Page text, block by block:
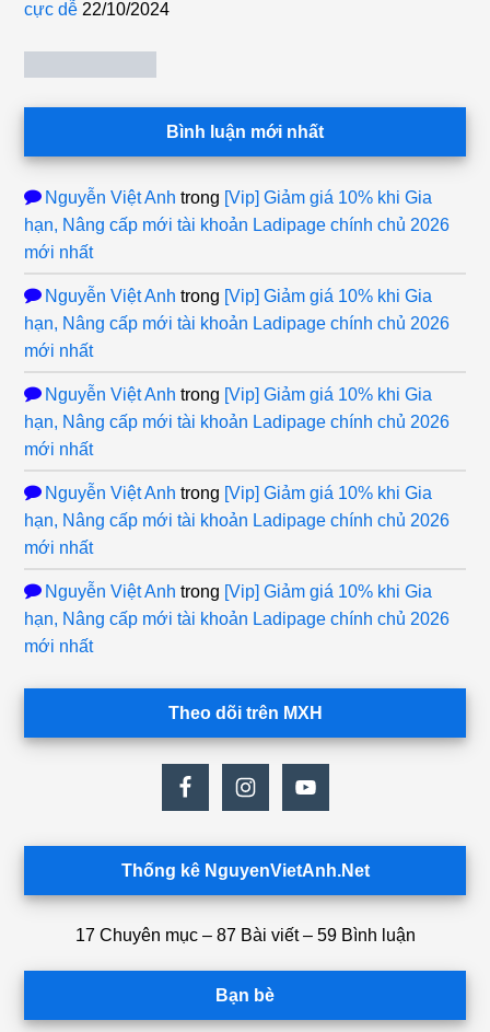
cực dễ 22/10/2024
Bình luận mới nhất
Nguyễn Việt Anh trong [Vip] Giảm giá 10% khi Gia
hạn, Nâng cấp mới tài khoản Ladipage chính chủ 2026
mới nhất
Nguyễn Việt Anh trong [Vip] Giảm giá 10% khi Gia
hạn, Nâng cấp mới tài khoản Ladipage chính chủ 2026
mới nhất
Nguyễn Việt Anh trong [Vip] Giảm giá 10% khi Gia
hạn, Nâng cấp mới tài khoản Ladipage chính chủ 2026
mới nhất
Nguyễn Việt Anh trong [Vip] Giảm giá 10% khi Gia
hạn, Nâng cấp mới tài khoản Ladipage chính chủ 2026
mới nhất
Nguyễn Việt Anh trong [Vip] Giảm giá 10% khi Gia
hạn, Nâng cấp mới tài khoản Ladipage chính chủ 2026
mới nhất
Theo dõi trên MXH
Thống kê NguyenVietAnh.Net
17 Chuyên mục – 87 Bài viết – 59 Bình luận
Bạn bè